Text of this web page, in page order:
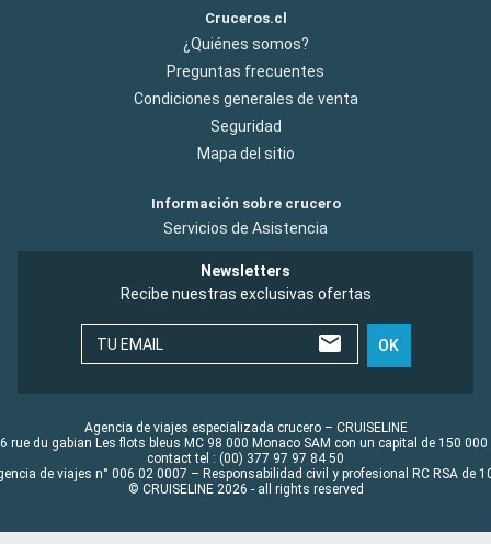
Cruceros.cl
¿Quiénes somos?
Preguntas frecuentes
Condiciones generales de venta
Seguridad
Mapa del sitio
Información sobre crucero
Servicios de Asistencia
Newsletters
Recibe nuestras exclusivas ofertas
TU EMAIL OK
Agencia de viajes especializada crucero – CRUISELINE
rue du gabian Les flots bleus MC 98 000 Monaco SAM con un capital de 150 000
contact tel : (00) 377 97 97 84 50
de viajes n° 006 02 0007 – Responsabilidad civil y profesional RC RSA de
© CRUISELINE 2026 - all rights reserved